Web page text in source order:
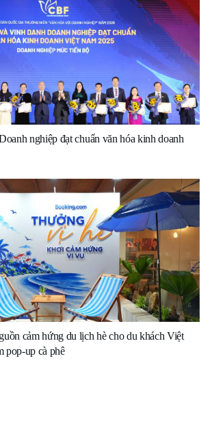
nghiệp đạt chuẩn văn hóa kinh doanh
cảm hứng du lịch hè cho du khách Việt
pop-up cà phê